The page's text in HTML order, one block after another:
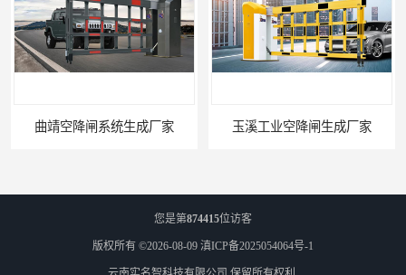
曲靖空降闸系统生成厂家 玉溪工业空降闸生成厂家
您是第874415位访客
版权所有 ©2026-08-09 滇ICP备2025054064号-1